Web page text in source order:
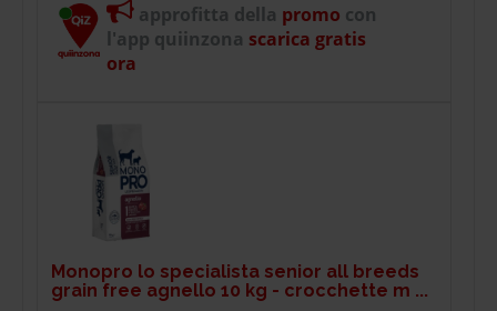
approfitta della promo con
l'app quiinzona scarica gratis
ora
Monopro lo specialista senior all breeds
grain free agnello 10 kg - crocchette m ...